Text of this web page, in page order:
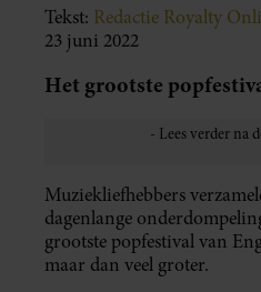
Tekst: Redactie Royalty
23 juni 2022
Het grootste
Muziekliefhebbers
dagenlange
grootste popfestival van
maar dan veel groter.